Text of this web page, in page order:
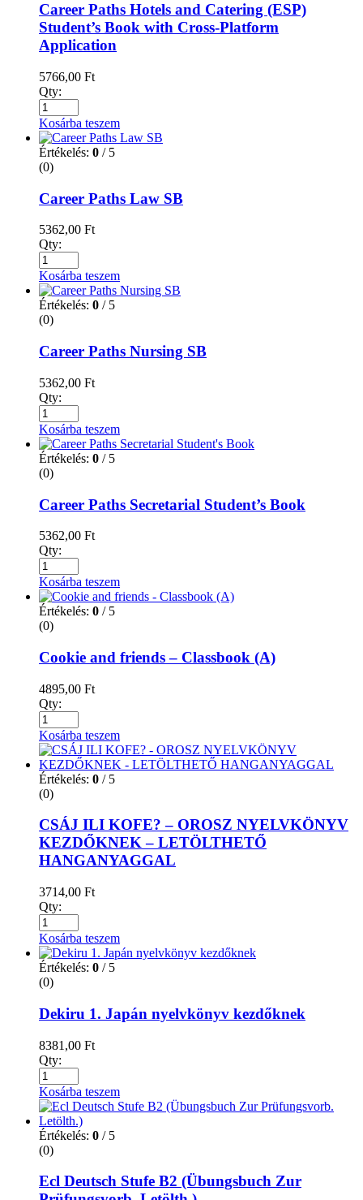
Career Paths Hotels and Catering (ESP)
Student’s Book with Cross-Platform
Application
5766,00 Ft
Qty:
Kosárba teszem
Értékelés: 0 / 5
(0)
Career Paths Law SB
5362,00 Ft
Qty:
Kosárba teszem
Értékelés: 0 / 5
(0)
Career Paths Nursing SB
5362,00 Ft
Qty:
Kosárba teszem
Értékelés: 0 / 5
(0)
Career Paths Secretarial Student’s Book
5362,00 Ft
Qty:
Kosárba teszem
Értékelés: 0 / 5
(0)
Cookie and friends – Classbook (A)
4895,00 Ft
Qty:
Kosárba teszem
Értékelés: 0 / 5
(0)
CSÁJ ILI KOFE? – OROSZ NYELVKÖNYV
KEZDŐKNEK – LETÖLTHETŐ
HANGANYAGGAL
3714,00 Ft
Qty:
Kosárba teszem
Értékelés: 0 / 5
(0)
Dekiru 1. Japán nyelvkönyv kezdőknek
8381,00 Ft
Qty:
Kosárba teszem
Értékelés: 0 / 5
(0)
Ecl Deutsch Stufe B2 (Übungsbuch Zur